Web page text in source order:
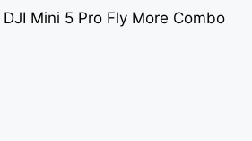
DJI Mini 5 Pro Fly More Combo